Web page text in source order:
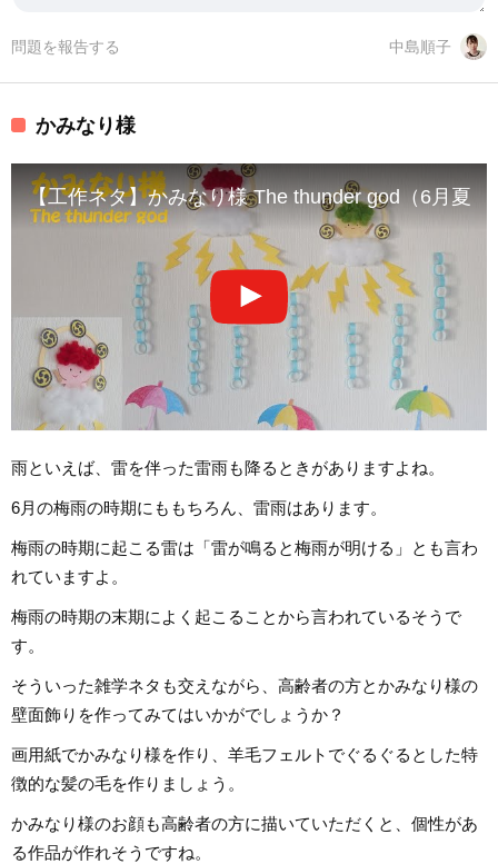
中島順子
問題を報告する
かみなり様
【工作ネタ】かみなり様 The thunder god（6月夏
雨といえば、雷を伴った雷雨も降るときがありますよね。
6月の梅雨の時期にももちろん、雷雨はあります。
梅雨の時期に起こる雷は「雷が鳴ると梅雨が明ける」とも言わ
れていますよ。
梅雨の時期の末期によく起こることから言われているそうで
す。
そういった雑学ネタも交えながら、高齢者の方とかみなり様の
壁面飾りを作ってみてはいかがでしょうか？
画用紙でかみなり様を作り、羊毛フェルトでぐるぐるとした特
徴的な髪の毛を作りましょう。
かみなり様のお顔も高齢者の方に描いていただくと、個性があ
る作品が作れそうですね。